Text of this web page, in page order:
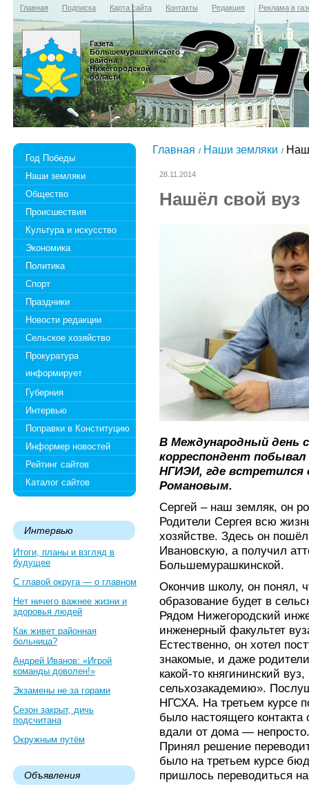
Главная Подписка Карта сайта Контакты Редакция Реклама в
Газета
Большемурашкинского
района
Нижегородской
области
Год Победы
Наши земляки
Общество
Происшествия
Культура и искусство
Экономика
Политика
Спорт
Праздники
Новости редакции
Сельское хозяйство
Прокуратура
информирует
Губерния
Интервью
Поправки в Конституцию
Информер новостей
Рейтинг сайтов
Каталог сайтов
Интервью
Итоги, планы и взгляд в
будущее
С главой округа — о главном
Нет ничего важнее жизни и
здоровья людей
Как живет районная
больница?
Андрей Иванов: «Игрой
команды доволен!»
Экзамены не за горами
Сезон закрыт, дичь
подсчитана
Окружным путём
Объявления
Главная Наши земляки
28.11.2014
Нашёл свой вуз
В Международный день
корреспондент
НГИЭИ, где встретился
Романовым.
Сергей – наш земляк, он
Родители Сергея всю
хозяйстве. Здесь он
Ивановскую, а получил
Большемурашкинской.
Окончив школу, он понял,
образование будет в
Рядом Нижегородский
инженерный факультет
Естественно, он хотел
знакомые, и даже
какой-то княгининский
сельхозакадемию».
НГСХА. На третьем курсе
было настоящего
вдали от дома —
Принял решение
было на третьем курсе
пришлось переводиться